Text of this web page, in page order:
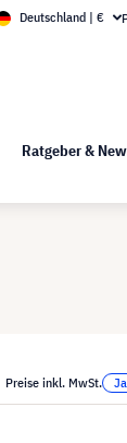
bei visunext
Deutschland | €
Ratgeber &
Preise inkl. MwSt.